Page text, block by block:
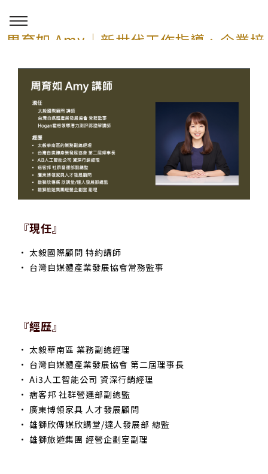
周育如 Amy｜新世代工作指導、企業培
訓與 AI 講師顧問服務
『現任』
• 太毅國際顧問 特約講師
• 台灣自媒體產業發展協會常務監事
『經歷』
• 太毅華南區 業務副總經理
• 台灣自媒體產業發展協會 第二屆理事長
• Ai3人工智能公司 資深行銷經理
• 痞客邦 社群營運部副總監
• 廣東博領家具 人才發展顧問
• 雄獅欣傳媒欣講堂/達人發展部 總監
• 雄獅旅遊集團 經營企劃室副理